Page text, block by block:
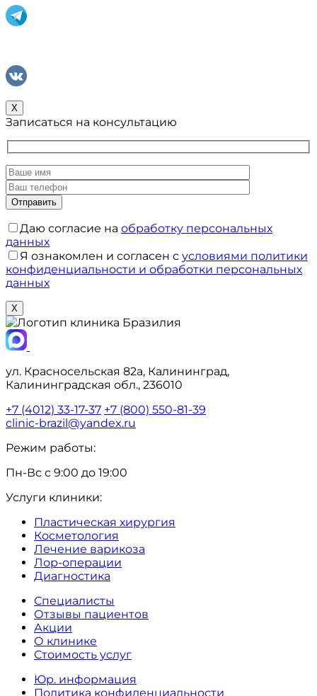
X
Записаться на консультацию
Даю согласие на обработку персональных
данных
Я ознакомлен и согласен с условиями политики
конфиденциальности и обработки персональных
данных
X
ул. Красносельская 82а, Калининград,
Калининградская обл., 236010
+7 (4012) 33-17-37 +7 (800) 550-81-39
clinic-brazil@yandex.ru
Режим работы:
Пн-Вс с 9:00 до 19:00
Услуги клиники:
Пластическая хирургия
Косметология
Лечение варикоза
Лор-операции
Диагностика
Специалисты
Отзывы пациентов
Акции
О клинике
Стоимость услуг
Юр. информация
Политика конфиденциальности